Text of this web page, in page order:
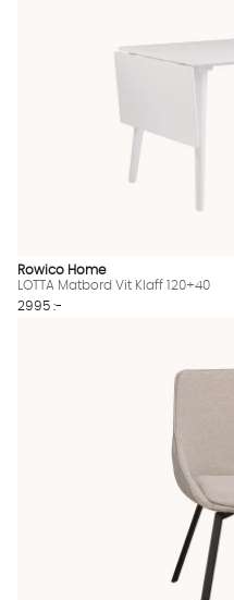
Rowico Home
LOTTA Matbord Vit Klaff 120+40
2995 :-